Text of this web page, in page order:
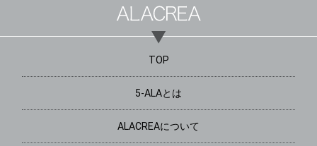
TOP
5-ALAとは
ALACREAについて